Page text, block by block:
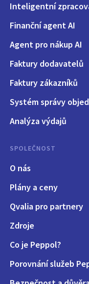
Inteligentní
Finanční agent AI
Agent pro nákup AI
Faktury dodavatelů
Faktury zákazníků
Systém správy
Analýza výdajů
SPOLEČNOST
O nás
Plány a ceny
Qvalia pro partnery
Zdroje
Co je Peppol?
Porovnání služeb